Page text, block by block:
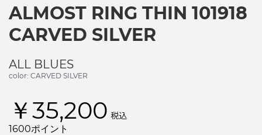
ALMOST RING THIN 101918
CARVED SILVER
ALL BLUES
color: CARVED SILVER
￥35,200 税込
1600ポイント